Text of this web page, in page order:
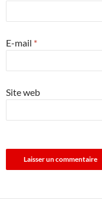
E-mail *
Site web